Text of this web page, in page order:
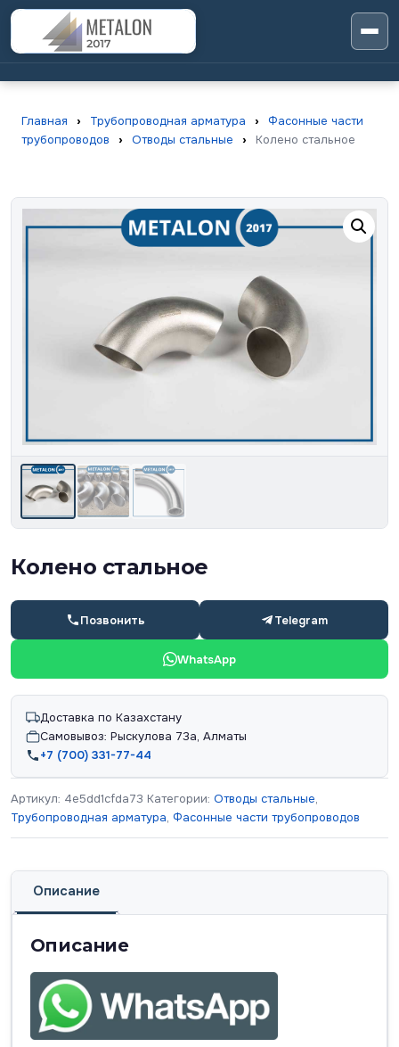
Главная › Трубопроводная арматура ›
Фасонные части
трубопроводов
› Отводы стальные › Колено стальное
Колено стальное
Позвонить Telegram
WhatsApp
Доставка по Казахстану
Самовывоз: Рыскулова 73а, Алматы
+7 (700) 331-77-44
Артикул: 4e5dd1cfda73 Категории: Отводы стальные,
Трубопроводная арматура, Фасонные части трубопроводов
Описание
Описание